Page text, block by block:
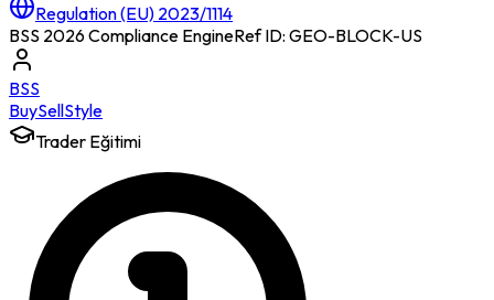
Regulation (EU) 2023/1114
BSS 2026 Compliance EngineRef ID: GEO-BLOCK-US
BSS
BuySellStyle
Trader Eğitimi